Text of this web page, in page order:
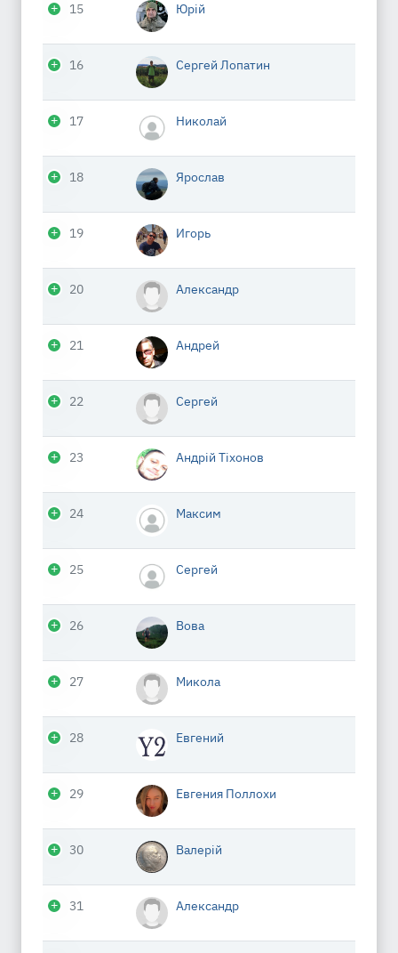
15 Юрій
16 Сергей Лопатин
17 Николай
18 Ярослав
19 Игорь
20 Александр
21 Андрей
22 Сергей
23 Андрій Тіхонов
24 Максим
25 Сергей
26 Вова
27 Микола
28 Евгений
29 Евгения Поллохи
30 Валерій
31 Александр